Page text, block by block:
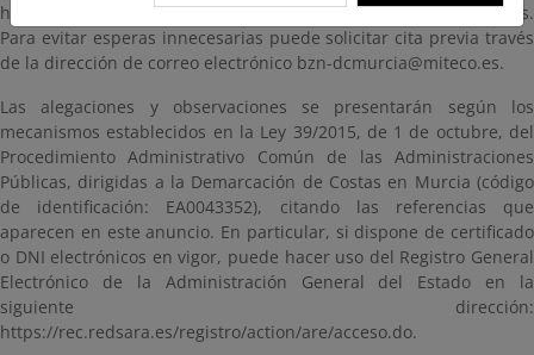
hábiles y en horario comprendido entre las 9:00 y las 14:00 horas.
Para evitar esperas innecesarias puede solicitar cita previa través
de la dirección de correo electrónico bzn-dcmurcia@miteco.es.
Las alegaciones y observaciones se presentarán según los
mecanismos establecidos en la Ley 39/2015, de 1 de octubre, del
Procedimiento Administrativo Común de las Administraciones
Públicas, dirigidas a la Demarcación de Costas en Murcia (código
de identificación: EA0043352), citando las referencias que
aparecen en este anuncio. En particular, si dispone de certificado
o DNI electrónicos en vigor, puede hacer uso del Registro General
Electrónico de la Administración General del Estado en la
siguiente dirección:
https://rec.redsara.es/registro/action/are/acceso.do.